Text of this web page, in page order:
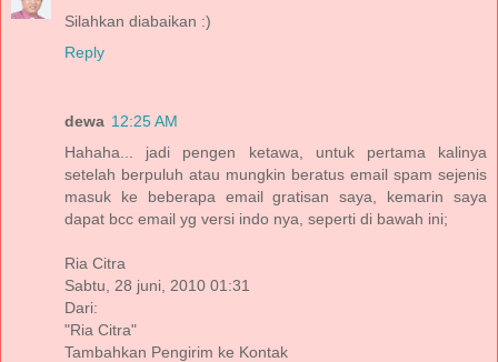
Silahkan diabaikan :)
Reply
dewa 12:25 AM
Hahaha... jadi pengen ketawa, untuk pertama kalinya
setelah berpuluh atau mungkin beratus email spam sejenis
masuk ke beberapa email gratisan saya, kemarin saya
dapat bcc email yg versi indo nya, seperti di bawah ini;
Ria Citra
Sabtu, 28 juni, 2010 01:31
Dari:
"Ria Citra"
Tambahkan Pengirim ke Kontak